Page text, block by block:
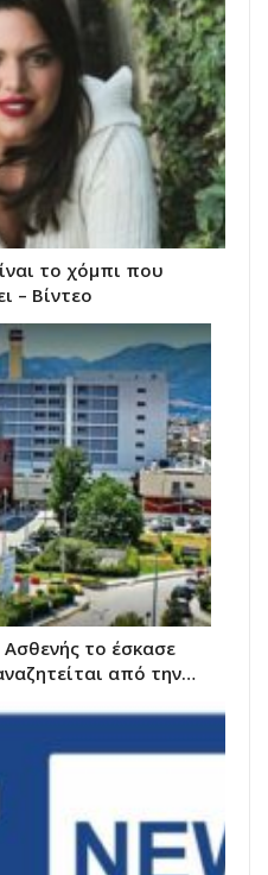
το χόμπι που
– Βίντεο
το έσκασε
από την…